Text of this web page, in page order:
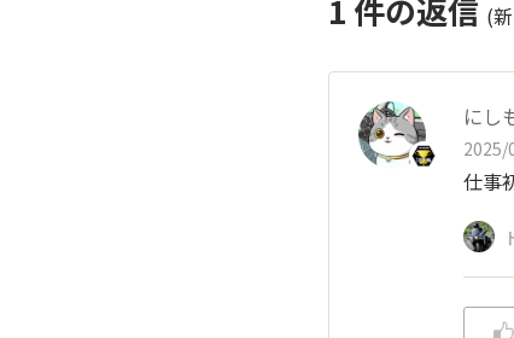
1 件の返信 (
にし
2025/
仕事